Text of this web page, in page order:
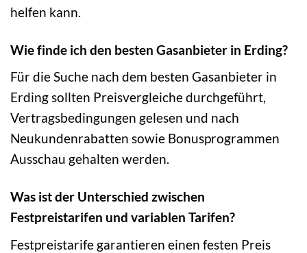
helfen kann.
Wie finde ich den besten Gasanbieter in Erding?
Für die Suche nach dem besten Gasanbieter in
Erding sollten Preisvergleiche durchgeführt,
Vertragsbedingungen gelesen und nach
Neukundenrabatten sowie Bonusprogrammen
Ausschau gehalten werden.
Was ist der Unterschied zwischen
Festpreistarifen und variablen Tarifen?
Festpreistarife garantieren einen festen Preis